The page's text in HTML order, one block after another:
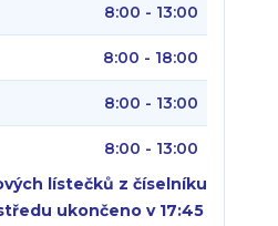
8:00 - 13:00
8:00 - 18:00
8:00 - 13:00
8:00 - 13:00
lístečků z číselníku
ukončeno v 17:45